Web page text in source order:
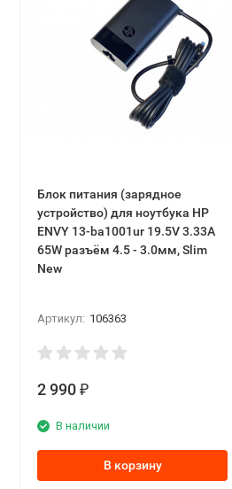
Блок питaния (зарядное
устройство) для ноутбука НР
ЕNVY 13-bа1001ur 19.5V 3.33А
65W разъём 4.5 - 3.0мм, Ѕlіm
New
Артикул: 106363
2 990 ₽
В наличии
В корзину